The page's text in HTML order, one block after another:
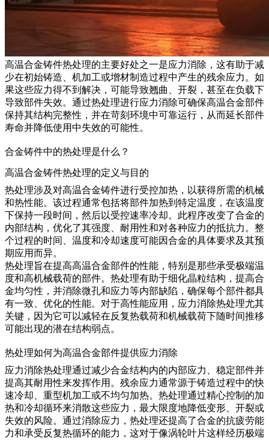
高温合金铸件热处理的主要好处之一是应力消除 ，这有助于减
少在初始铸造、机加工或增材制造过程中产生的残余应力。如
果这些应力得不到解决，可能导致翘曲、开裂，甚至在负载下
导致部件失效。通过热处理进行应力消除可确保高温合金部件
保持其结构完整性，并在苛刻环境中可靠运行，从而延长部件
寿命并降低使用中失效的可能性。
合金铸件中的热处理是什么？
高温合金铸件热处理的定义与目的
热处理涉及对高温合金铸件进行受控加热，以获得所需的机械
和热性能。该过程通常包括将部件加热到特定温度，在该温度
下保持一段时间，然后以受控速率冷却。此程序改变了合金的
内部结构，优化了其强度、耐用性和对各种应力的抵抗力。整
个过程的时间、温度和冷却速度可能因合金的具体要求及其预
期应用而异。
热处理旨在提高高温合金部件的性能，特别是那些承受极端温
度和高机械载荷的部件。热处理有助于细化晶粒结构，提高合
金均匀性，并消除微孔和应力等内部缺陷，确保每个部件都具
有一致、优化的性能。对于高性能应用，应力消除热处理尤其
关键，因为它可以减轻在反复热载荷和机械载荷下随时间推移
可能出现的潜在结构弱点。
热处理如何为高温合金部件提供应力消除
应力消除热处理通过减少合金结构内的内部应力、稳定部件并
提高其耐用性来发挥作用。残余应力通常源于铸造过程中的快
速冷却、重型机加工或不均匀加热。热处理通过精心控制的加
热和冷却循环来消散这些应力，最大限度地降低变形、开裂或
失效的风险。通过消除应力，热处理还提高了合金的抗疲劳能
力和承受反复热循环的能力，这对于像涡轮叶片这样经历极端